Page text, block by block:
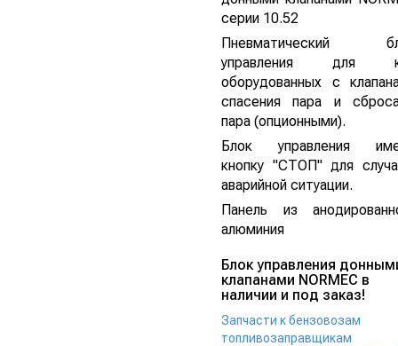
серии 10.52
Пневматический
управления для
оборудованных с
спасения пара и
пара (опционными).
Блок управления
кнопку "СТОП" для
аварийной ситуации.
Панель из
алюминия
Блок управления
клапанами NORMEC в
наличии и под заказ!
Запчасти к бензовозам
топливозаправщикам